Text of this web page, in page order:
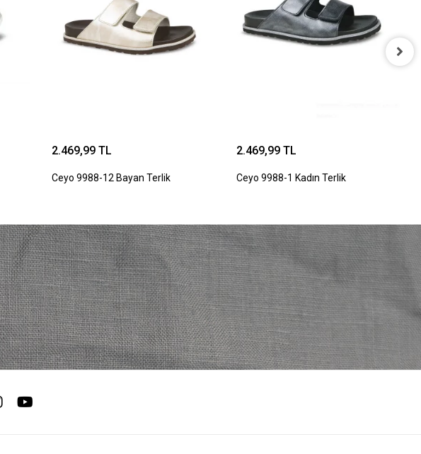
2.469,99 TL
Ceyo 9988-12 Bayan Terlik
2.469,99 TL
Ceyo 9988-1 Kadın Terlik